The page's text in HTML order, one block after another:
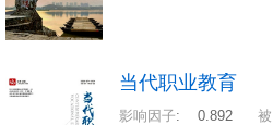
当代职业教育
影响因子: 0.892